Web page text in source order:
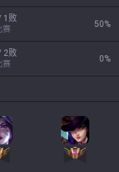
1败
赛
50%
2败
赛
0%